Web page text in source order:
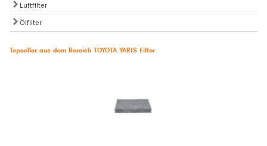
Luftfilter
Ölfilter
Topseller aus dem Bereich TOYOTA YARIS Filter